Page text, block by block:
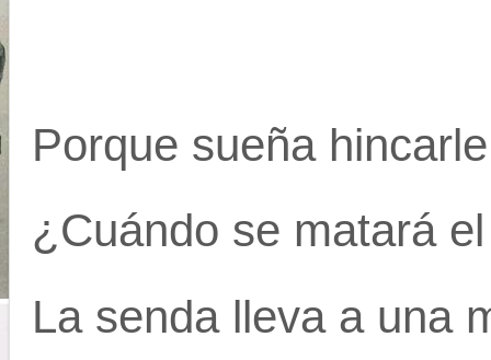
Porque sueña
¿Cuándo se matará
La senda lleva a una